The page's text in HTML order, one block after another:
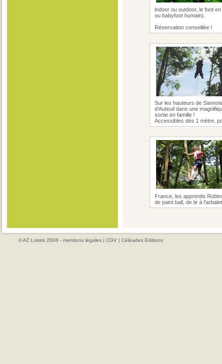
indoor ou outdoor, le foot
ou babyfoot humain).
Réservation conseillée !
Sur les hauteurs de
d'Auteuil dans une
sortie en famille !
Accessibles dès 1 mètre,
France, les apprentis
de paint ball, de tir à
© AZ Loisirs 2006 - mentions légales | CGV | Céléades Editions